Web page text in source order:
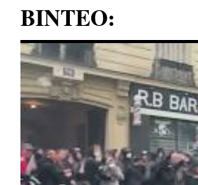
ΒΙΝΤΕΟ: